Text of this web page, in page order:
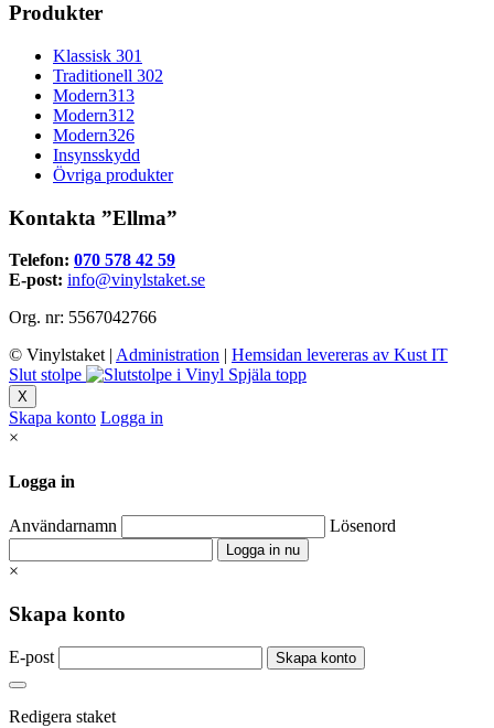
Produkter
Klassisk 301
Traditionell 302
Modern313
Modern312
Modern326
Insynsskydd
Övriga produkter
Kontakta ”Ellma”
Telefon: 070 578 42 59
E-post: info@vinylstaket.se
Org. nr: 5567042766
© Vinylstaket | Administration | Hemsidan levereras av Kust IT
Slut stolpe
Spjäla topp
X
Skapa konto Logga in
×
Logga in
Användarnamn Lösenord
×
Skapa konto
E-post
Redigera staket